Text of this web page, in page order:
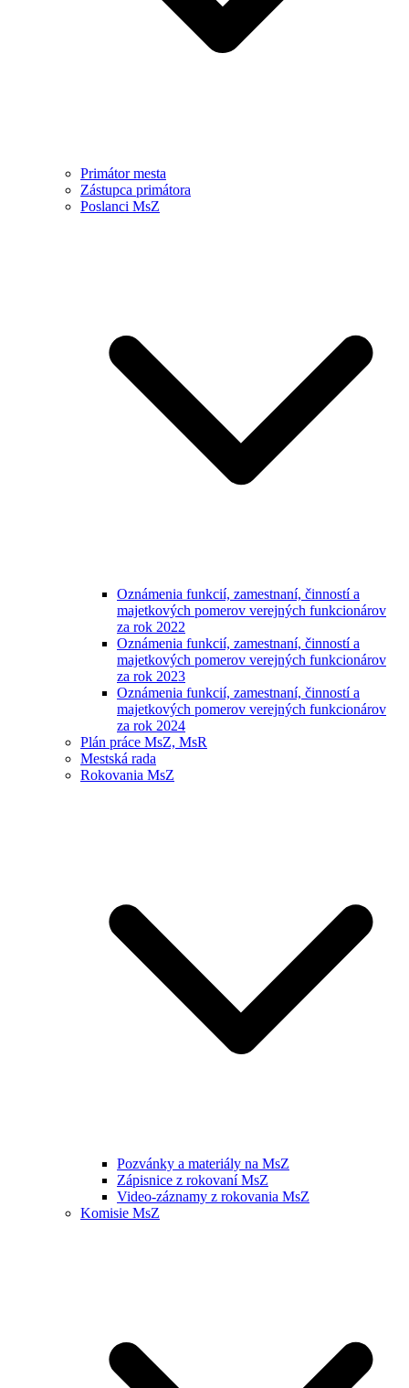
Primátor mesta
Zástupca primátora
Poslanci MsZ
Oznámenia funkcií, zamestnaní, činností a
majetkových pomerov verejných funkcionárov
za rok 2022
Oznámenia funkcií, zamestnaní, činností a
majetkových pomerov verejných funkcionárov
za rok 2023
Oznámenia funkcií, zamestnaní, činností a
majetkových pomerov verejných funkcionárov
za rok 2024
Plán práce MsZ, MsR
Mestská rada
Rokovania MsZ
Pozvánky a materiály na MsZ
Zápisnice z rokovaní MsZ
Video-záznamy z rokovania MsZ
Komisie MsZ